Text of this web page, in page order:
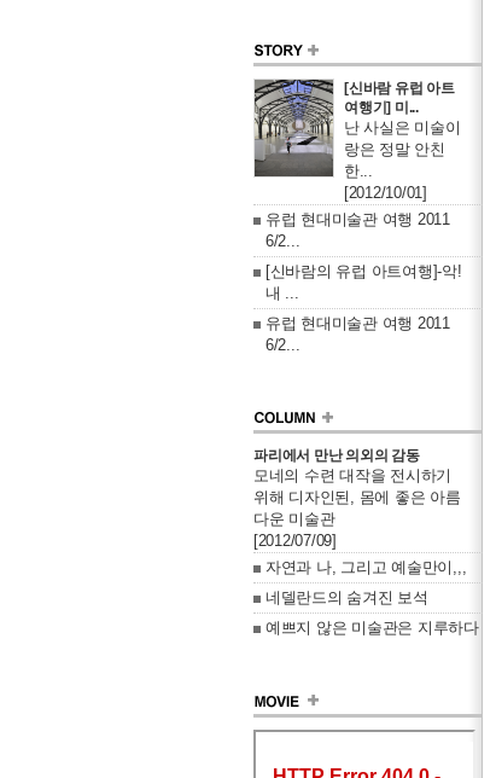
[신바람 유럽 아트
여행기] 미...
난 사실은 미술이
랑은 정말 안친
한...
[2012/10/01]
유럽 현대미술관 여행 2011
6/2...
[신바람의 유럽 아트여행]-악!
내 ...
유럽 현대미술관 여행 2011
6/2...
파리에서 만난 의외의 감동
모네의 수련 대작을 전시하기
위해 디자인된, 몸에 좋은 아름
다운 미술관
[2012/07/09]
자연과 나, 그리고 예술만이,,,
네델란드의 숨겨진 보석
예쁘지 않은 미술관은 지루하다